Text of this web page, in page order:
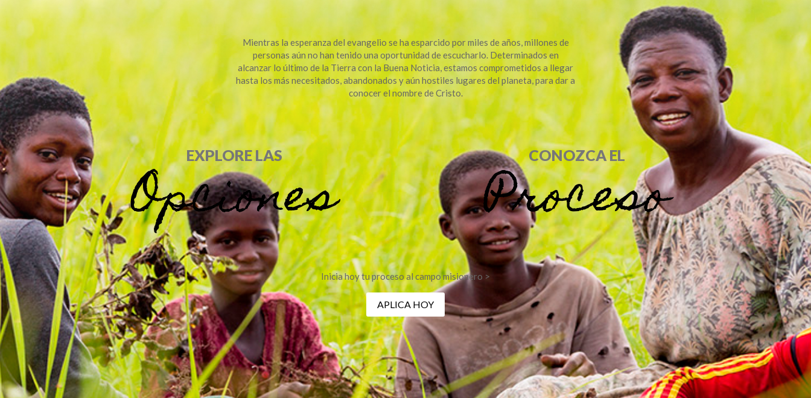
Mientras la esperanza del evangelio se ha esparcido por miles de años, millones de
personas aún no han tenido una oportunidad de escucharlo. Determinados en
alcanzar lo último de la Tierra con la Buena Noticia, estamos comprometidos a llegar
hasta los más necesitados, abandonados y aún hostiles lugares del planeta, para dar a
conocer el nombre de Cristo.
EXPLORE LAS
Opciones CONOZCA EL
Proceso
Inicia hoy tu proceso al campo misionero >
APLICA HOY